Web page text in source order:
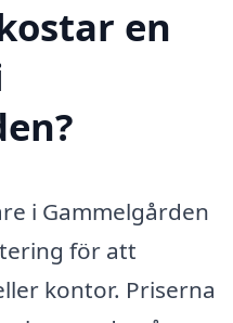
en
i Gammelgården
för att
kontor. Priserna